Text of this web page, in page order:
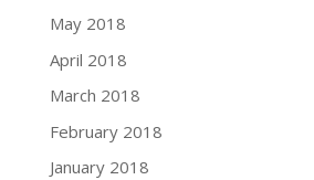
May 2018
April 2018
March 2018
February 2018
January 2018